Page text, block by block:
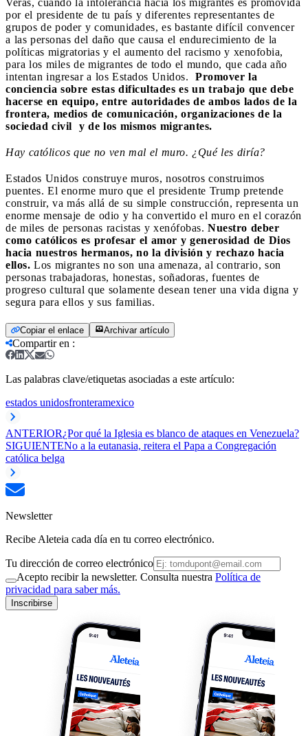
por el presidente de tu país y diferentes representantes de
grupos de poder y comunidades, es bastante difícil convencer
a las personas del daño que causa el endurecimiento de la
políticas migratorias y el aumento del racismo y xenofobia,
para los miles de migrantes de todo el mundo, que cada año
intentan ingresar a los Estados Unidos. Promover la
conciencia sobre estas dificultades es un trabajo que debe
hacerse en equipo, entre autoridades de ambos lados de la
frontera, medios de comunicación, organizaciones de la
sociedad civil y de los mismos migrantes.
Hay católicos que no ven mal el muro. ¿Qué les diría?
Estados Unidos construye muros, nosotros construimos
puentes. El enorme muro que el presidente Trump pretende
construir, va más allá de su simple construcción, representa un
enorme mensaje de odio y ha convertido el muro en el corazón
de miles de personas racistas y xenófobas. Nuestro deber
como católicos es profesar el amor y generosidad de Dios
hacia nuestros hermanos, no la división y rechazo hacia
ellos. Los migrantes no son una amenaza, al contrario, son
personas trabajadoras, honestas, soñadoras, fuentes de
progreso cultural que solamente desean tener una vida digna y
segura para ellos y sus familias.
Copiar el enlace Archivar artículo
Compartir en :
Las palabras clave/etiquetas asociadas a este artículo:
estados unidosfronteramexico
ANTERIOR¿Por qué la Iglesia es blanco de ataques en Venezuela?
SIGUIENTENo a la eutanasia, reitera el Papa a Congregación
católica belga
Newsletter
Recibe Aleteia cada día en tu correo electrónico.
Tu dirección de correo electrónico
Acepto recibir la newsletter. Consulta nuestra Política de
privacidad para saber más.
Inscribirse